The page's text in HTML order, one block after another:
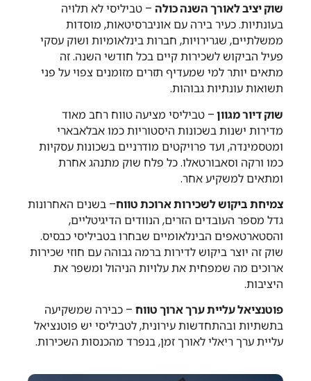
שוק יציב לאורך השנה כולה – טביליסי לא תלויה
בעונתיות. כעיר בירה עם אוניברסיטאות, מוסדות
ממשלתיים, שגרירויות, חברות בינלאומיות ושוק עסקי
פעיל הביקוש לשכירות קיים בכל חודשי השנה. זה
מתאים יותר למי שמעדיף תזרים מזומנים צפוי על פני
תשואות עונתיות גבוהות.
שוק דיור מגוון– טביליסי מציעה טווח רחב מאוד
מדירות ישנות בשכונות היסטוריות כמו אבלאבארי
ומטסמינדה, ועד פרויקטים מודרניים בשכונות עסקיות
כמו ורקה וסאבורטאלו. כל פלח שוק מתנהג אחרת
ומתאים למשקיע אחר.
צמיחת ביקוש לשכירות ארוכת טווח– בשנים האחרונות
גדל מספר העובדים הזרים, הנוודים הדיגיטליים,
והסטארטאפים הבינלאומיים שבחרו בטביליסי כבסיס.
שוק זה יוצר ביקוש לדירות ברמה גבוהה עם חוזי שכירות
ארוכים מה שמפחית את עלויות הניהול ומשפר את
היציבות.
פוטנציאל עליית ערך ארוך טווח – כבירה שמשקיעה
בתשתיות ובהתחדשות עירונית, לטביליסי יש פוטנציאל
עליית ערך ריאלי לאורך זמן, בנפרד מהכנסות השכירות.